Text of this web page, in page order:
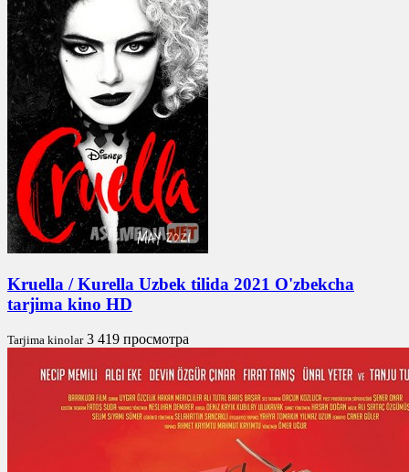
Kruella / Kurella Uzbek tilida 2021 O'zbekcha
tarjima kino HD
Tarjima kinolar 3 419 просмотра